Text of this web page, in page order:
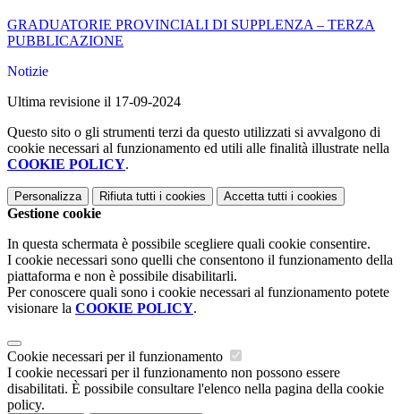
GRADUATORIE PROVINCIALI DI SUPPLENZA – TERZA
PUBBLICAZIONE
Notizie
Ultima revisione il 17-09-2024
Questo sito o gli strumenti terzi da questo utilizzati si avvalgono di
cookie necessari al funzionamento ed utili alle finalità illustrate nella
COOKIE POLICY.
Personalizza Rifiuta tutti i cookies Accetta tutti i cookies
Gestione cookie
In questa schermata è possibile scegliere quali cookie consentire.
I cookie necessari sono quelli che consentono il funzionamento della
piattaforma e non è possibile disabilitarli.
Per conoscere quali sono i cookie necessari al funzionamento potete
visionare la COOKIE POLICY.
Cookie necessari per il funzionamento
I cookie necessari per il funzionamento non possono essere
disabilitati. È possibile consultare l'elenco nella pagina della cookie
policy.